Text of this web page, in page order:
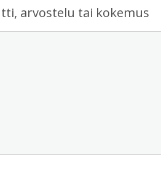
arvostelu tai kokemus